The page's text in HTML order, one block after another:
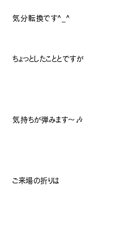
気分転換です^_^
ちょっとしたこととですが
気持ちが弾みます〜🎶
ご来場の折りは